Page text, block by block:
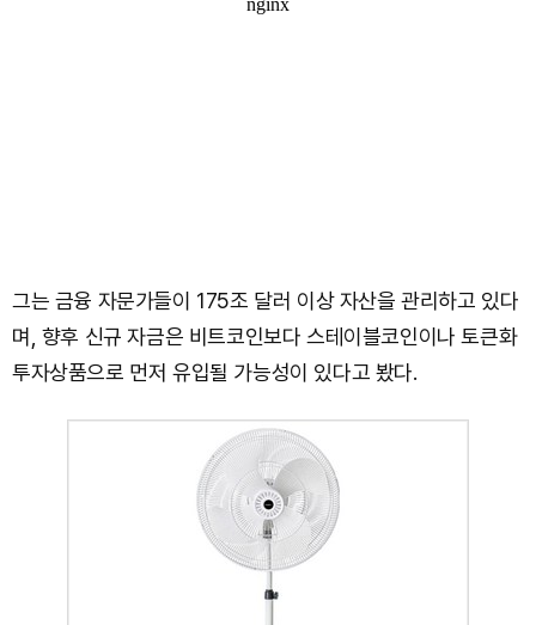
그는 금융 자문가들이 175조 달러 이상 자산을 관리하고 있다
며, 향후 신규 자금은 비트코인보다 스테이블코인이나 토큰화
투자상품으로 먼저 유입될 가능성이 있다고 봤다.